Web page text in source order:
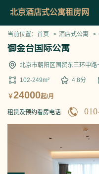
北京酒店式公寓租房网
当前位置： 首页 > 酒店式公寓 >
御金台国际公寓
北京市朝阳区国贸东三环中路
102-249m² 4.8分
￥24000起/月
租赁及预约看房电话